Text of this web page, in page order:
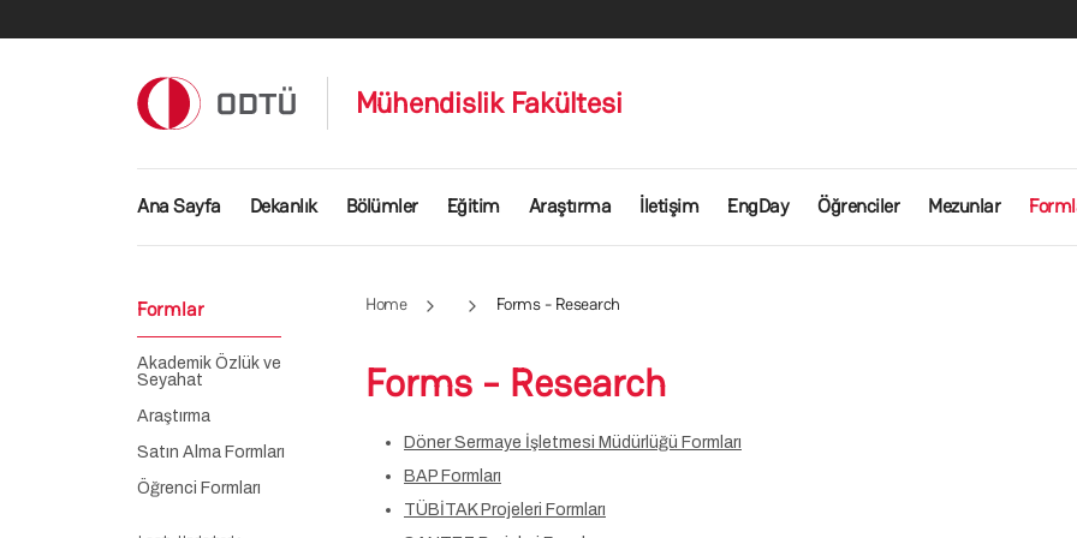
Mühendislik Fakültesi
Ana gezinti menüsü
Ana Sayfa Dekanlık Bölümler Eğitim Araştırma İletişim EngDay Öğrenciler Mezunlar
Home Forms - Research
Forms - Research
Döner Sermaye İşletmesi Müdürlüğü Formları
BAP Formları
TÜBİTAK Projeleri Formları
Formlar
Akademik Özlük ve
Seyahat
Araştırma
Satın Alma Formları
Öğrenci Formları